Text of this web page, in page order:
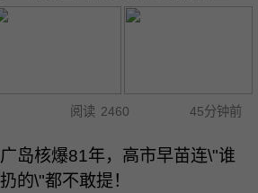
阅读 2460 45分钟前
广岛核爆81年，高市早苗连\"谁
扔的\"都不敢提！